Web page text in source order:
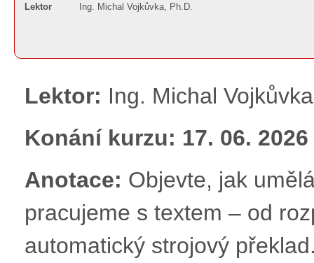
Lektor
Ing. Michal Vojkůvka, Ph.D.
Lektor: Ing. Michal
Konání kurzu: 17. 06.
Anotace: Objevte, jak
pracujeme s textem – od
automatický strojový